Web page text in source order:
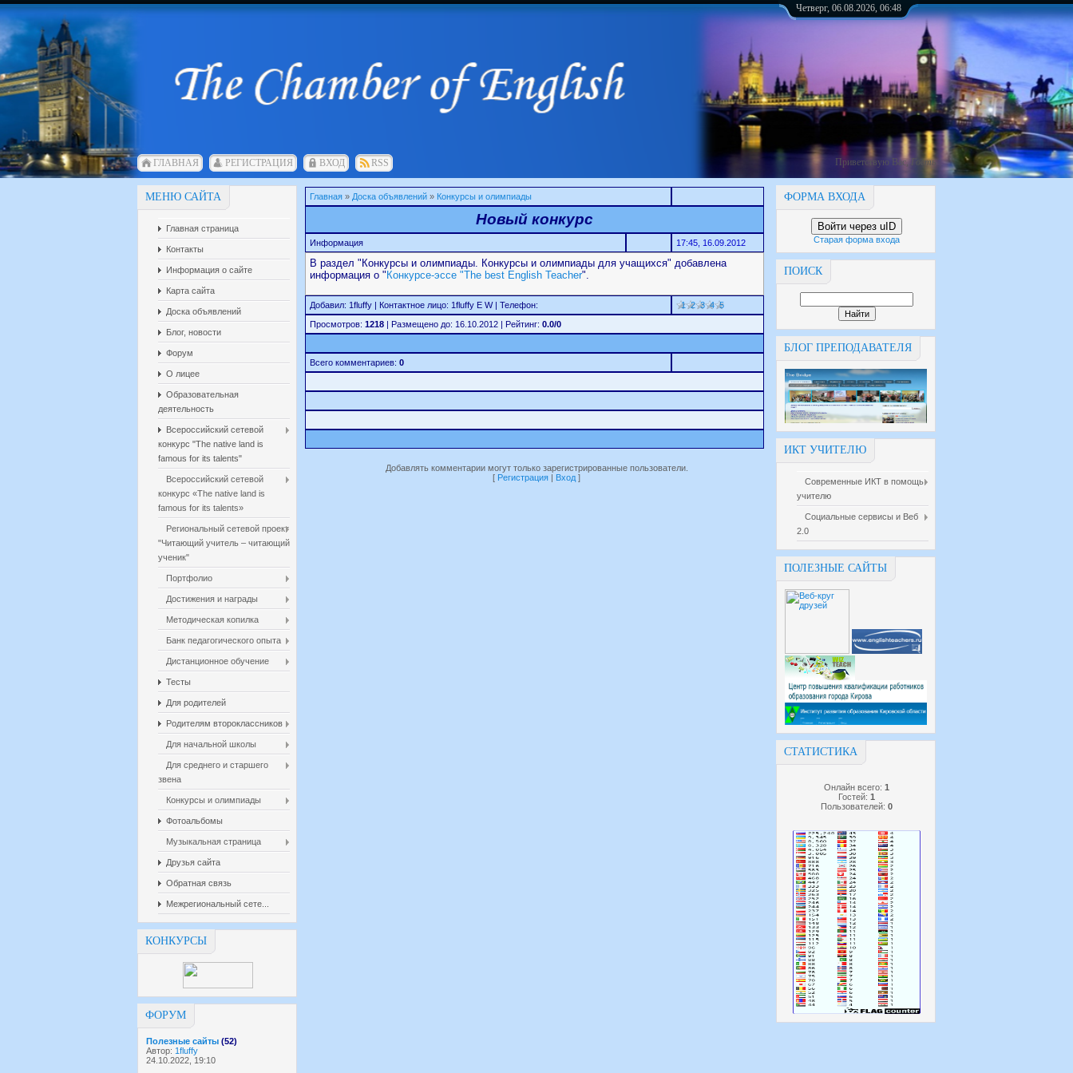
Четверг, 06.08.2026, 06:48
ГЛАВНАЯ РЕГИСТРАЦИЯ ВХОД RSS Приветствую Вас, Гость
МЕНЮ САЙТА
Главная страница
Контакты
Информация о сайте
Карта сайта
Доска объявлений
Блог, новости
Форум
О лицее
Образовательная
деятельность
Всероссийский сетевой
конкурс "The native land is
famous for its talents"
Всероссийский сетевой
конкурс «The native land is
famous for its talents»
Региональный сетевой проект
"Читающий учитель – читающий
ученик"
Портфолио
Достижения и награды
Методическая копилка
Банк педагогического опыта
Дистанционное обучение
Тесты
Для родителей
Родителям второклассников
Для начальной школы
Для среднего и старшего
звена
Конкурсы и олимпиады
Фотоальбомы
Музыкальная страница
Друзья сайта
Обратная связь
Межрегиональный сете...
КОНКУРСЫ
ФОРУМ
Полезные сайты (52)
Автор: 1fluffy
24.10.2022, 19:10
ФОРМА ВХОДА
Войти через uID
Старая форма входа
ПОИСК
БЛОГ ПРЕПОДАВАТЕЛЯ
ИКТ УЧИТЕЛЮ
Современные ИКТ в помощь
учителю
Социальные сервисы и Веб
2.0
ПОЛЕЗНЫЕ САЙТЫ
СТАТИСТИКА
Онлайн всего: 1
Гостей: 1
Пользователей: 0
Главная » Доска объявлений » Конкурсы и олимпиады
Новый конкурс
Информация 17:45, 16.09.2012
В раздел "Конкурсы и олимпиады. Конкурсы и олимпиады для учащихся" добавлена
информация о " Конкурсе-эссе "The best English Teacher".
Добавил: 1fluffy | Контактное лицо: 1fluffy E W| Телефон: 1 2 3 4 5
Просмотров: 1218 | Размещено до: 16.10.2012 | Рейтинг: 0.0/0
Всего комментариев: 0
Добавлять комментарии могут только зарегистрированные пользователи.
[ Регистрация | Вход ]